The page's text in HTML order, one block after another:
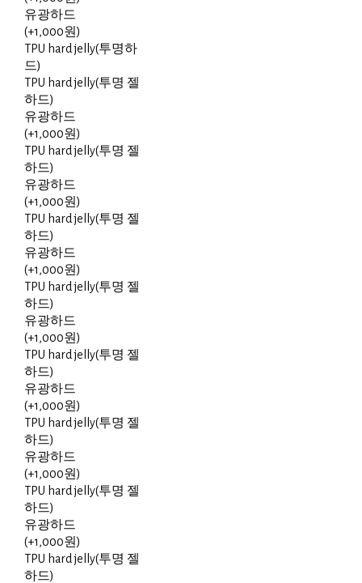
유광하드
(+1,000원)
TPU hard jelly(투명하
드)
TPU hard jelly(투명 젤
하드)
유광하드
(+1,000원)
TPU hard jelly(투명 젤
하드)
유광하드
(+1,000원)
TPU hard jelly(투명 젤
하드)
유광하드
(+1,000원)
TPU hard jelly(투명 젤
하드)
유광하드
(+1,000원)
TPU hard jelly(투명 젤
하드)
유광하드
(+1,000원)
TPU hard jelly(투명 젤
하드)
유광하드
(+1,000원)
TPU hard jelly(투명 젤
하드)
유광하드
(+1,000원)
TPU hard jelly(투명 젤
하드)